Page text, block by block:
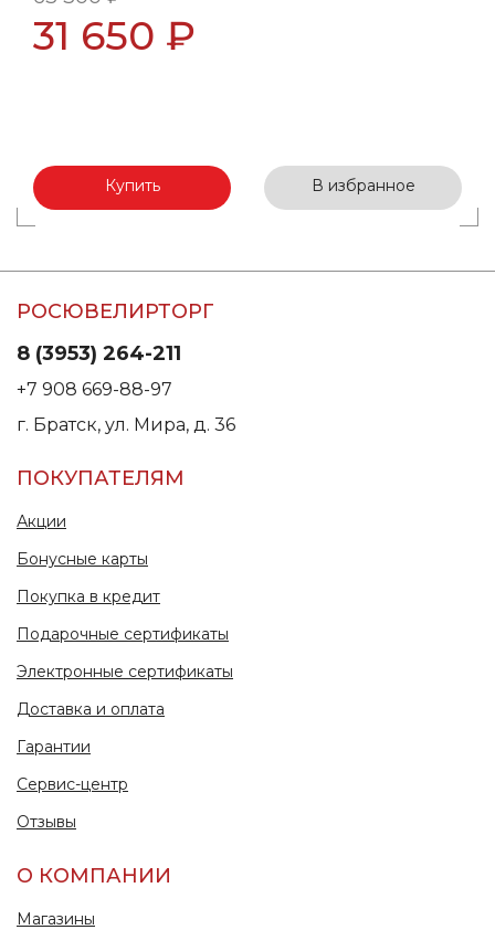
31 650 ₽
Купить В избранное
РОСЮВЕЛИРТОРГ
8 (3953) 264-211
+7 908 669-88-97
г. Братск, ул. Мира, д. 36
ПОКУПАТЕЛЯМ
Акции
Бонусные карты
Покупка в кредит
Подарочные сертификаты
Электронные сертификаты
Доставка и оплата
Гарантии
Сервис-центр
Отзывы
О КОМПАНИИ
Магазины